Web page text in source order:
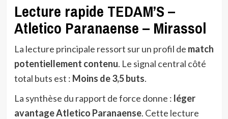
Lecture rapide TEDAM’S –
Atletico Paranaense – Mirassol
La lecture principale ressort sur un profil de match
potentiellement contenu. Le signal central côté
total buts est : Moins de 3,5 buts.
La synthèse du rapport de force donne : léger
avantage Atletico Paranaense. Cette lecture